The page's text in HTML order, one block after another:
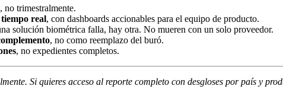
, no trimestralmente.
real, con dashboards accionables para el equipo de producto.
solución biométrica falla, hay otra. No mueren con un solo proveedor.
, no como reemplazo del buró.
, no expedientes completos.
Si quieres acceso al reporte completo con desgloses por país y